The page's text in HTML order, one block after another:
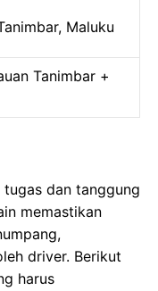
Maluku
Tanimbar +
dan tanggung
memastikan
driver. Berikut
harus